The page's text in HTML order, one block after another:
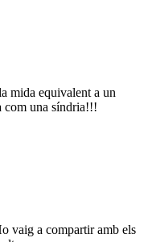
mida equivalent a un
com una síndria!!!
vaig a compartir amb els